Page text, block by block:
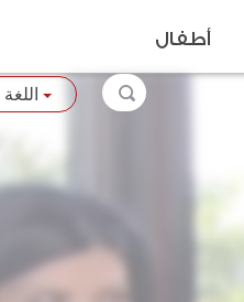
أطفال
اللغة